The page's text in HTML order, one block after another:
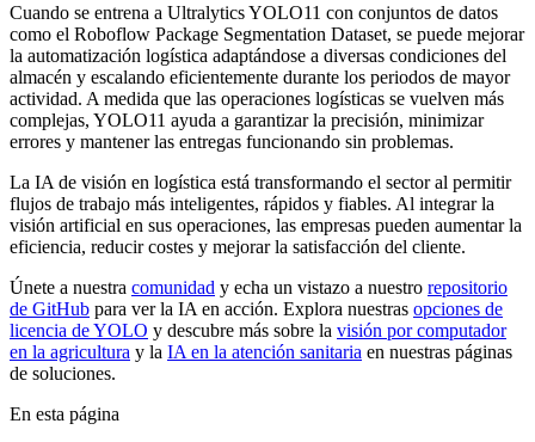
Cuando se entrena a Ultralytics YOLO11 con conjuntos de datos
como el Roboflow Package Segmentation Dataset, se puede mejorar
la automatización logística adaptándose a diversas condiciones del
almacén y escalando eficientemente durante los periodos de mayor
actividad. A medida que las operaciones logísticas se vuelven más
complejas, YOLO11 ayuda a garantizar la precisión, minimizar
errores y mantener las entregas funcionando sin problemas.
La IA de visión en logística está transformando el sector al permitir
flujos de trabajo más inteligentes, rápidos y fiables. Al integrar la
visión artificial en sus operaciones, las empresas pueden aumentar la
eficiencia, reducir costes y mejorar la satisfacción del cliente.
Únete a nuestra comunidad y echa un vistazo a nuestro repositorio
de GitHub para ver la IA en acción. Explora nuestras opciones de
licencia de YOLO y descubre más sobre la visión por computador
en la agricultura y la IA en la atención sanitaria en nuestras páginas
de soluciones.
En esta página